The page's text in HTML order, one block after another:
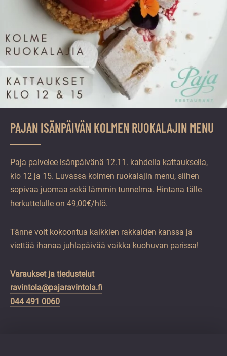
PAJAN ISÄNPÄIVÄN KOLMEN RUOKALAJIN MENU
Paja palvelee isänpäivänä 12.11. kahdella kattauksella,
klo 12 ja 15. Luvassa kolmen ruokalajin menu, siihen
sopivaa juomaa sekä lämmin tunnelma. Hintana tälle
herkuttelulle on 49,00€/hlö.
Tänne voit kokoontua kaikkien rakkaiden kanssa ja
viettää ihanaa juhlapäivää vaikka kuohuvan parissa!
Varaukset ja tiedustelut
ravintola@pajaravintola.fi
044 491 0060